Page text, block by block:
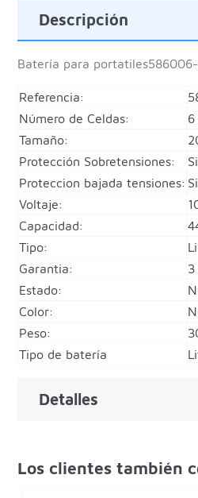
Descripción
Batería para portatiles586006-
Referencia:
Número de Celdas:
6
Tamaño:
Protección Sobretensiones:
Si
Proteccion bajada tensiones: Si
Voltaje:
Capacidad:
Tipo:
Garantia:
3
Estado:
Color:
Peso:
Tipo de batería
Detalles
Los clientes también